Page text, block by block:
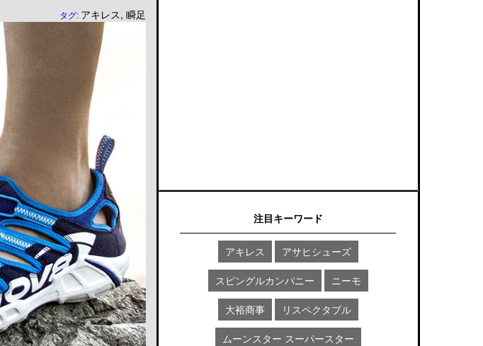
タグ: アキレス, 瞬足
注目キーワード
アキレス アサヒシューズ
スピングルカンパニー ニーモ
大裕商事 リスペクタブル
ムーンスター スーパースター